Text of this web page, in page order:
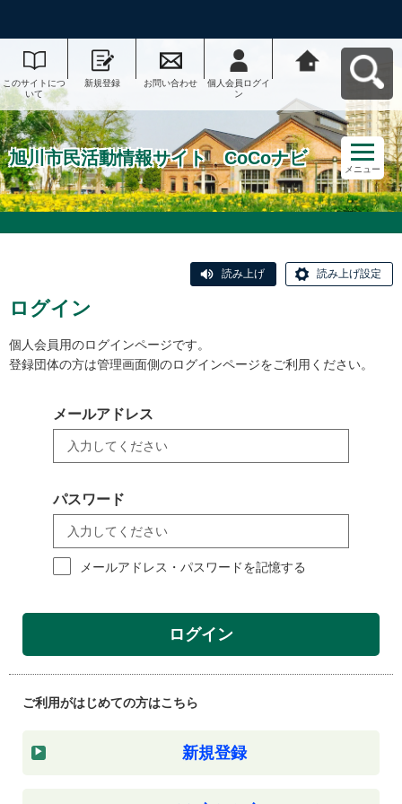
このサイトにつ
いて
新規登録 お問い合わせ
個人会員ログイ
ン
ナビへ戻る
旭川市民活動情報サイト CoCoナビ
メニュー
読み上げ 読み上げ設定
ログイン
個人会員用のログインページです。
登録団体の方は管理画面側のログインページをご利用ください。
メールアドレス
パスワード
メールアドレス・パスワードを記憶する
ログイン
ご利用がはじめての方はこちら
新規登録